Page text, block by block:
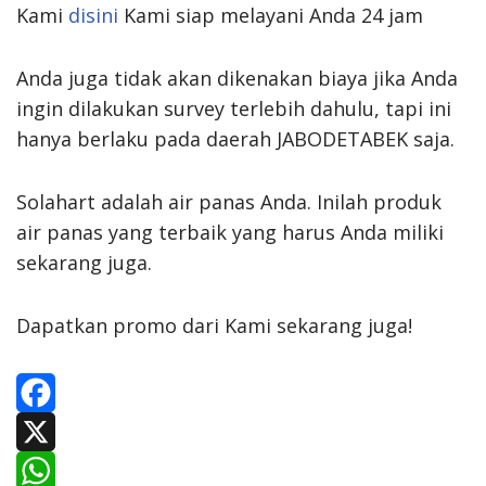
Kami disini Kami siap melayani Anda 24 jam
Anda juga tidak akan dikenakan biaya jika Anda
ingin dilakukan survey terlebih dahulu, tapi ini
hanya berlaku pada daerah JABODETABEK saja.
Solahart adalah air panas Anda. Inilah produk
air panas yang terbaik yang harus Anda miliki
sekarang juga.
Dapatkan promo dari Kami sekarang juga!
F
a
X